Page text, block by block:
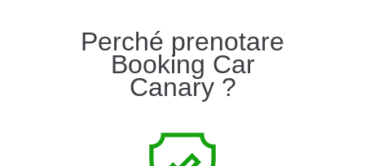
Perché prenotare
Booking Car
Canary ?